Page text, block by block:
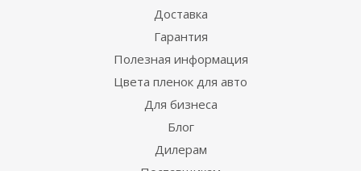
Доставка
Гарантия
Полезная информация
Цвета пленок для авто
Для бизнеса
Блог
Дилерам